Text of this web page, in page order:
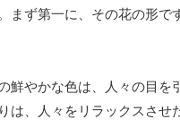
まず第一に、その花の形で
鮮やかな色は、人々の目を
は、人々をリラックスさせ